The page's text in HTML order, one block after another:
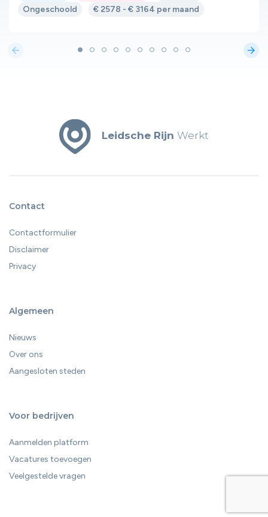
Ongeschoold
€ 2578 - € 3164 per maand
arrow_back arrow_forward
Leidsche Rijn Werkt
Contact
Contactformulier
Disclaimer
Privacy
Algemeen
Nieuws
Over ons
Aangesloten steden
Voor bedrijven
Aanmelden platform
Vacatures toevoegen
Veelgestelde vragen